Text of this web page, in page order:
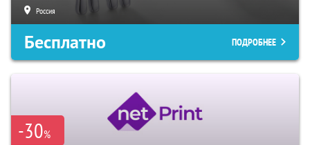
Россия
Бесплатно ПОДРОБНЕЕ
-30%